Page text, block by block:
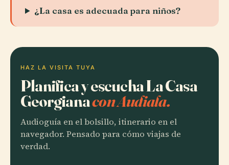
¿La casa es adecuada para niños?
HAZ LA VISITA TUYA
Planifica y escucha La Casa
Georgianacon Audiala.
Audioguía en el bolsillo, itinerario en el
navegador. Pensado para cómo viajas de
verdad.